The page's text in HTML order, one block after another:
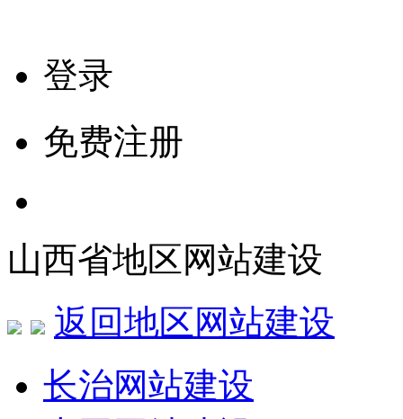
登录
免费注册
山西省地区网站建设
返回地区网站建设
长治网站建设